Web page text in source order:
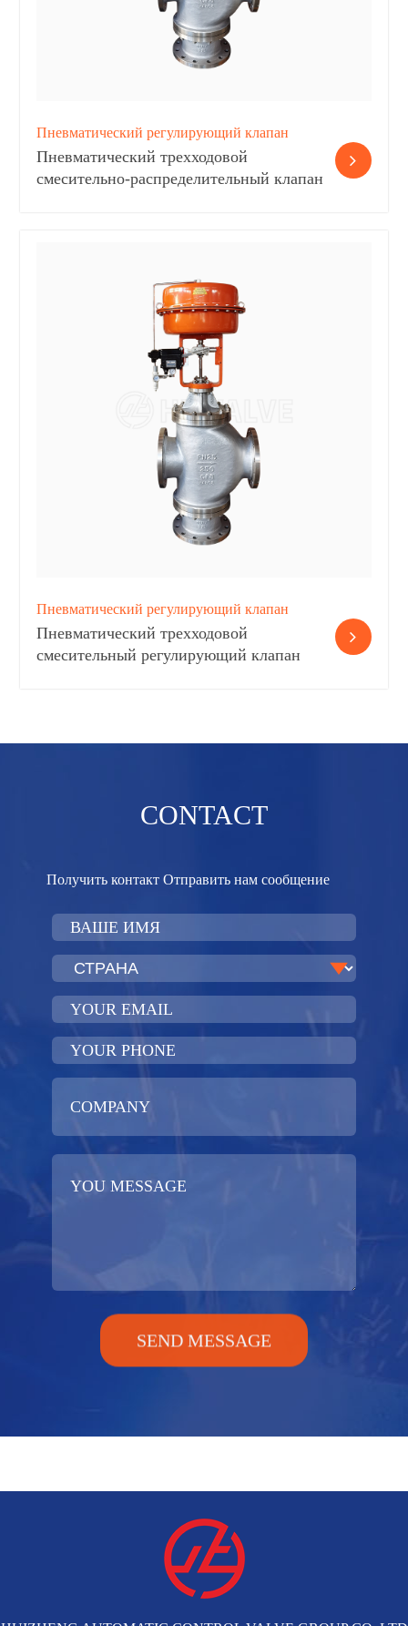
Пневматический регулирующий клапан
Пневматический трехходовой
смесительно-распределительный клапан
Пневматический регулирующий клапан
Пневматический трехходовой
смесительный регулирующий клапан
CONTACT
Получить контакт Отправить нам сообщение​
SEND MESSAGE